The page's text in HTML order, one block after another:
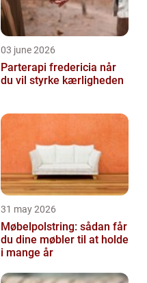
03 june 2026
Parterapi fredericia når
du vil styrke kærligheden
31 may 2026
Møbelpolstring: sådan får
du dine møbler til at holde
i mange år